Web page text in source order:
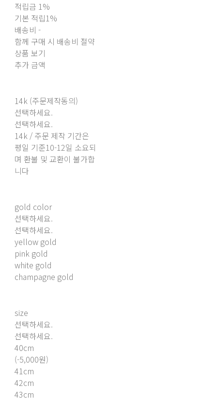
적립금 1%
기본 적립1%
배송비 -
함께 구매 시 배송비 절약
상품 보기
추가 금액
14k (주문제작동의)
선택하세요.
선택하세요.
14k / 주문 제작 기간은
평일 기준10-12일 소요되
며 환불 및 교환이 불가합
니다
gold color
선택하세요.
선택하세요.
yellow gold
pink gold
white gold
champagne gold
size
선택하세요.
선택하세요.
40cm
(-5,000원)
41cm
42cm
43cm